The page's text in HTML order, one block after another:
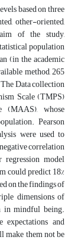
based on three
other-oriented,
of the study,
population
(in the academic
method, 265
Data collection
Scale (TMPS)
(MAAS), whose
Pearson
were used to
correlation
model
could predict 18%
on the findings of
dimensions of
in mindful being.
and
make them not be